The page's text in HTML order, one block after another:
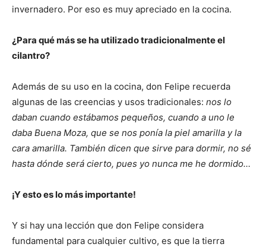
invernadero. Por eso es muy apreciado en la cocina.
¿Para qué más se ha utilizado tradicionalmente el
cilantro?
Además de su uso en la cocina, don Felipe recuerda
algunas de las creencias y usos tradicionales: nos lo
daban cuando estábamos pequeños, cuando a uno le
daba Buena Moza, que se nos ponía la piel amarilla y la
cara amarilla. También dicen que sirve para dormir, no sé
hasta dónde será cierto, pues yo nunca me he dormido…
¡Y esto es lo más importante!
Y si hay una lección que don Felipe considera
fundamental para cualquier cultivo, es que la tierra